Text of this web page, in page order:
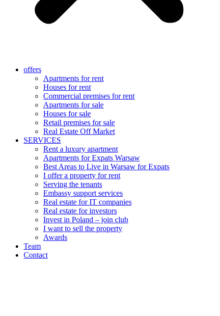
offers
Apartments for rent
Houses for rent
Commercial premises for rent
Apartments for sale
Houses for sale
Retail premises for sale
Real Estate Off Market
SERVICES
Rent a luxury apartment
Apartments for Expats Warsaw
Best Areas to Live in Warsaw for Expats
I offer a property for rent
Serving the tenants
Embassy support services
Real estate for IT companies
Real estate for investors
Invest in Poland – join club
I want to sell the property
Awards
Team
Contact